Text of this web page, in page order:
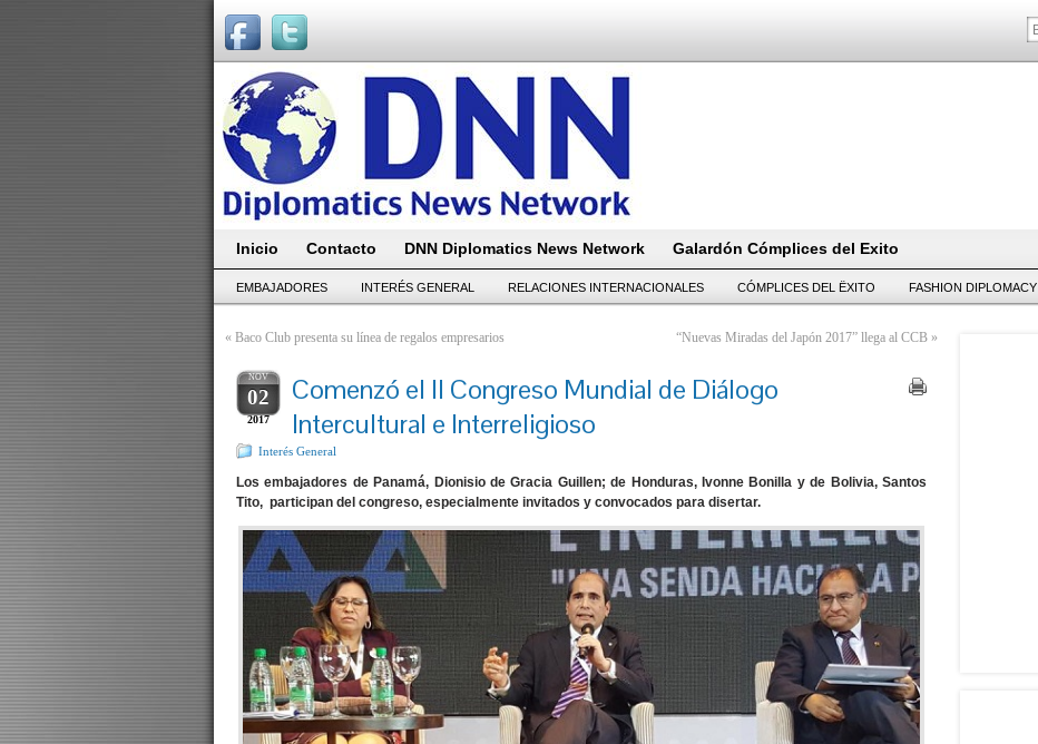
Inicio Contacto DNN Diplomatics News Network Galardón Cómplices del Exito
EMBAJADORES INTERÉS GENERAL RELACIONES INTERNACIONALES CÓMPLICES DEL ËXITO FASHION DIPLOMACY
« Baco Club presenta su línea de regalos empresarios “Nuevas Miradas del Japón 2017” llega al CCB »
NOV
02
2017
Comenzó el II Congreso Mundial de Diálogo
Intercultural e Interreligioso
Interés General
Los embajadores de Panamá, Dionisio de Gracia Guillen; de Honduras, Ivonne Bonilla y de Bolivia, Santos
Tito, participan del congreso, especialmente invitados y convocados para disertar.